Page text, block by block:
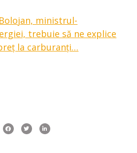
ministrul-
trebuie să ne explice
la carburanți…